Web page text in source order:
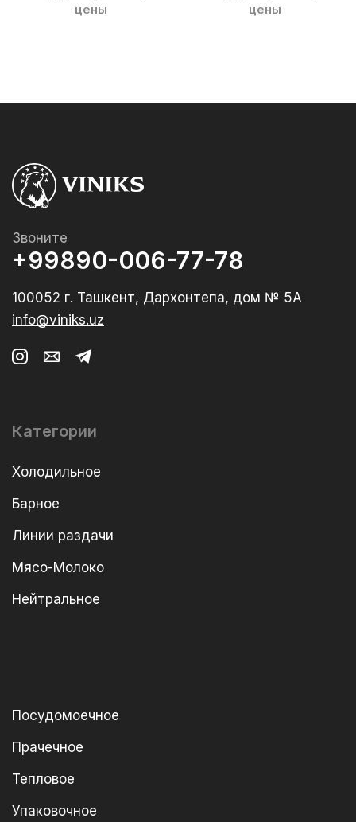
цены
цены
Звоните
+99890-006-77-78
100052 г. Ташкент, Дархонтепа, дом № 5А
info@viniks.uz
Категории
Холодильное
Барное
Линии раздачи
Мясо-Молоко
Нейтральное
Посудомоечное
Прачечное
Тепловое
Упаковочное